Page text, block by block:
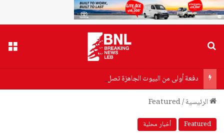
الرئيسية/
Featured
Featured أخبار محلية